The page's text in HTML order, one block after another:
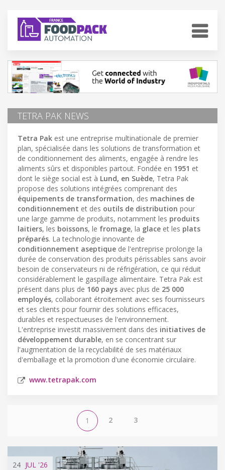
TETRA PAK NEWS
Tetra Pak est une entreprise multinationale de premier
plan, spécialisée dans les solutions de transformation et
de conditionnement des aliments, engagée à rendre les
aliments sûrs et disponibles partout. Fondée en 1951 et
dont le siège social est à Lund, en Suède, Tetra Pak
propose des solutions intégrées comprenant des
équipements de transformation, des machines de
conditionnement et des outils de distribution pour
une large gamme de produits, notamment les produits
laitiers, les boissons, le fromage, la glace et les plats
préparés. La technologie innovante de
conditionnement aseptique de l'entreprise prolonge la
durée de conservation des produits périssables sans avoir
besoin de conservateurs ni de réfrigération, ce qui réduit
considérablement le gaspillage alimentaire. Tetra Pak est
présent dans plus de 160 pays avec plus de 25 000
employés, collaborant étroitement avec ses fournisseurs
et ses clients pour fournir des solutions efficaces,
durables et respectueuses de l'environnement.
L'entreprise investit massivement dans des initiatives de
développement durable, en se concentrant sur
l'augmentation de la recyclabilité de ses matériaux
d'emballage et la promotion d'une économie circulaire.
www.tetrapak.com
1 2 3
24 JUL '26